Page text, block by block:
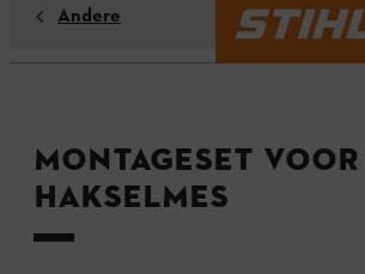
Andere
Montageset
hakselmes